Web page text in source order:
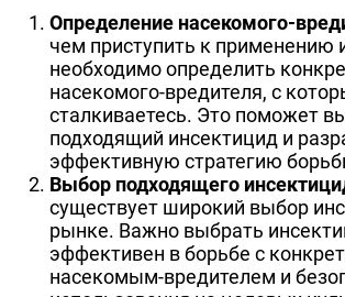
Определение насекомого-
чем приступить к применению
необходимо определить
насекомого-вредителя, с
сталкиваетесь. Это поможет
подходящий инсектицид и
эффективную стратегию
Выбор подходящего
существует широкий выбор
рынке. Важно выбрать
эффективен в борьбе с
насекомым-вредителем и